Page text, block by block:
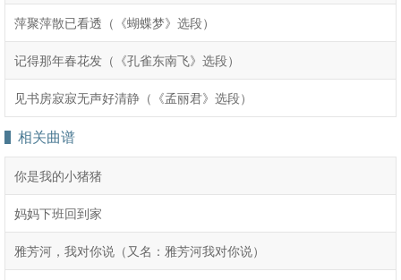
萍聚萍散已看透（《蝴蝶梦》选段）
记得那年春花发（《孔雀东南飞》选段）
见书房寂寂无声好清静（《孟丽君》选段）
相关曲谱
你是我的小猪猪
妈妈下班回到家
雅芳河，我对你说（又名：雅芳河我对你说）